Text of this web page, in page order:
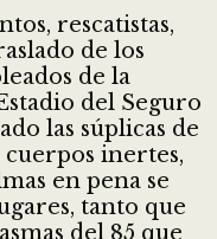
rescatistas,
de los
de la
del Seguro
las súplicas de
cuerpos inertes,
en pena se
tanto que
del 85 que